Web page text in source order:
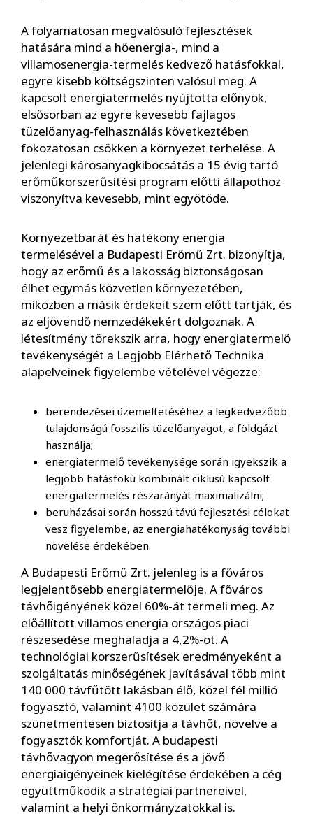
A folyamatosan megvalósuló fejlesztések
hatására mind a hőenergia-, mind a
villamosenergia-termelés kedvező hatásfokkal,
egyre kisebb költségszinten valósul meg. A
kapcsolt energiatermelés nyújtotta előnyök,
elsősorban az egyre kevesebb fajlagos
tüzelőanyag-felhasználás következtében
fokozatosan csökken a környezet terhelése. A
jelenlegi károsanyagkibocsátás a 15 évig tartó
erőműkorszerűsítési program előtti állapothoz
viszonyítva kevesebb, mint egyötöde.
Környezetbarát és hatékony energia
termelésével a Budapesti Erőmű Zrt. bizonyítja,
hogy az erőmű és a lakosság biztonságosan
élhet egymás közvetlen környezetében,
miközben a másik érdekeit szem előtt tartják, és
az eljövendő nemzedékekért dolgoznak. A
létesítmény törekszik arra, hogy energiatermelő
tevékenységét a Legjobb Elérhető Technika
alapelveinek figyelembe vételével végezze:
berendezései üzemeltetéséhez a legkedvezőbb
tulajdonságú fosszilis tüzelőanyagot, a földgázt
használja;
energiatermelő tevékenysége során igyekszik a
legjobb hatásfokú kombinált ciklusú kapcsolt
energiatermelés részarányát maximalizálni;
beruházásai során hosszú távú fejlesztési célokat
vesz figyelembe, az energiahatékonyság további
növelése érdekében.
A Budapesti Erőmű Zrt. jelenleg is a főváros
legjelentősebb energiatermelője. A főváros
távhőigényének közel 60%-át termeli meg. Az
előállított villamos energia országos piaci
részesedése meghaladja a 4,2%-ot. A
technológiai korszerűsítések eredményeként a
szolgáltatás minőségének javításával több mint
140 000 távfűtött lakásban élő, közel fél millió
fogyasztó, valamint 4100 közület számára
szünetmentesen biztosítja a távhőt, növelve a
fogyasztók komfortját. A budapesti
távhővagyon megerősítése és a jövő
energiaigényeinek kielégítése érdekében a cég
együttműködik a stratégiai partnereivel,
valamint a helyi önkormányzatokkal is.